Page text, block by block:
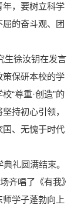
年，要树立科学
的奋斗观、团
生徐汝钥在发言
策保研本校的学
“尊重·创造”的
持初心引领，
国、无愧于时代
礼圆满结束。
齐唱了《有我》
学子蓬勃向上